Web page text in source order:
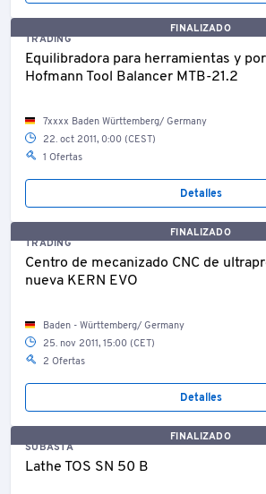
FINALIZADO
TRADING
Equilibradora para herramientas y
Hofmann Tool Balancer MTB-21.2
7xxxx Baden Württemberg/ Germany
22. oct 2011, 0:00 (CEST)
1 Ofertas
Detalles
FINALIZADO
TRADING
Centro de mecanizado CNC de
nueva KERN EVO
Baden - Württemberg/ Germany
25. nov 2011, 15:00 (CET)
2 Ofertas
Detalles
FINALIZADO
SUBASTA
Lathe TOS SN 50 B